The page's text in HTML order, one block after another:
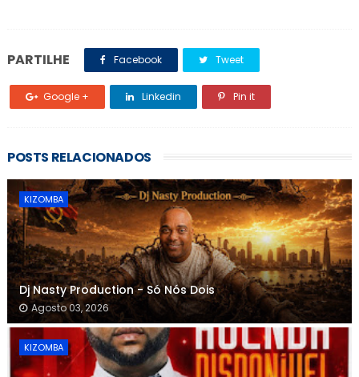
PARTILHE Facebook Tweet
Google + Linkedin Pin it
POSTS RELACIONADOS
KIZOMBA
Dj Nasty Production - Só Nós Dois
Agosto 03, 2026
KIZOMBA